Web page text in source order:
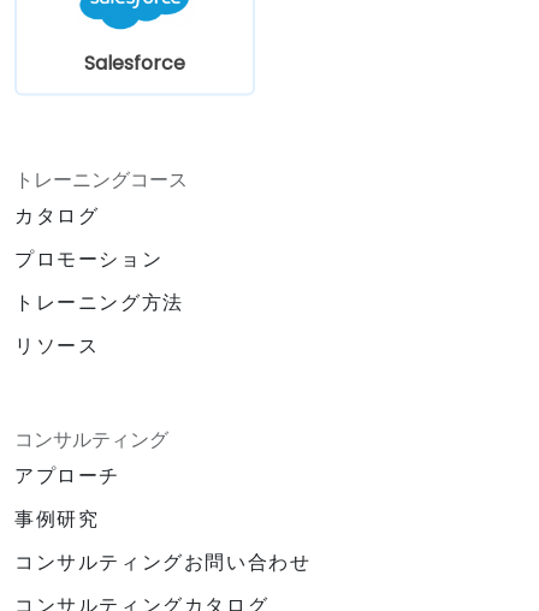
Salesforce
トレーニングコース
カタログ
プロモーション
トレーニング方法
リソース
コンサルティング
アプローチ
事例研究
コンサルティングお問い合わせ